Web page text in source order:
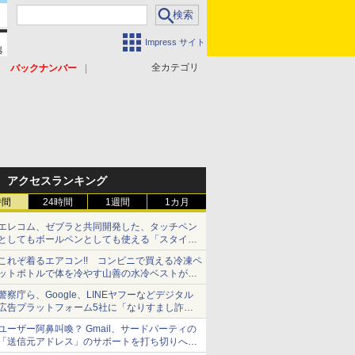
Impress サイト
全カテゴリ
バックナンバー
アクセスランキング
24時間 1週間 1カ月
レコム、ゼブラと共同開発した、タッチペン
してもボールペンとしても使える「スタイラ
ツーウェイ」発売 iPadにも紙にも、持ち替
ずに書き込める
れぞ着るエアコン!! コンビニで買える冷凍ペ
トボトルで体を冷やす山善の水冷ベストがロ
ドバイクにちょうどいい【ぼっち・ざ・ろー
！その14】【空いた時間でなにしてる？】
察庁ら、Google、LINEヤフーなどデジタル
告プラットフォーム5社に「なりすまし詐欺
告」対策強化を要請 著名人の写真や映像を
った投資詐欺などへの対策として
ーザー阿鼻叫喚？ Gmail、サードパーティの
送信元アドレス」のサポートを打ち切りへ